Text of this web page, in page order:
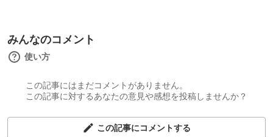
みんなのコメント
使い方
この記事にはまだコメントがありません。
この記事に対するあなたの意見や感想を投稿しませんか？
この記事にコメントする